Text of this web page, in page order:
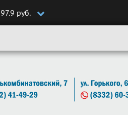
97.9 руб.